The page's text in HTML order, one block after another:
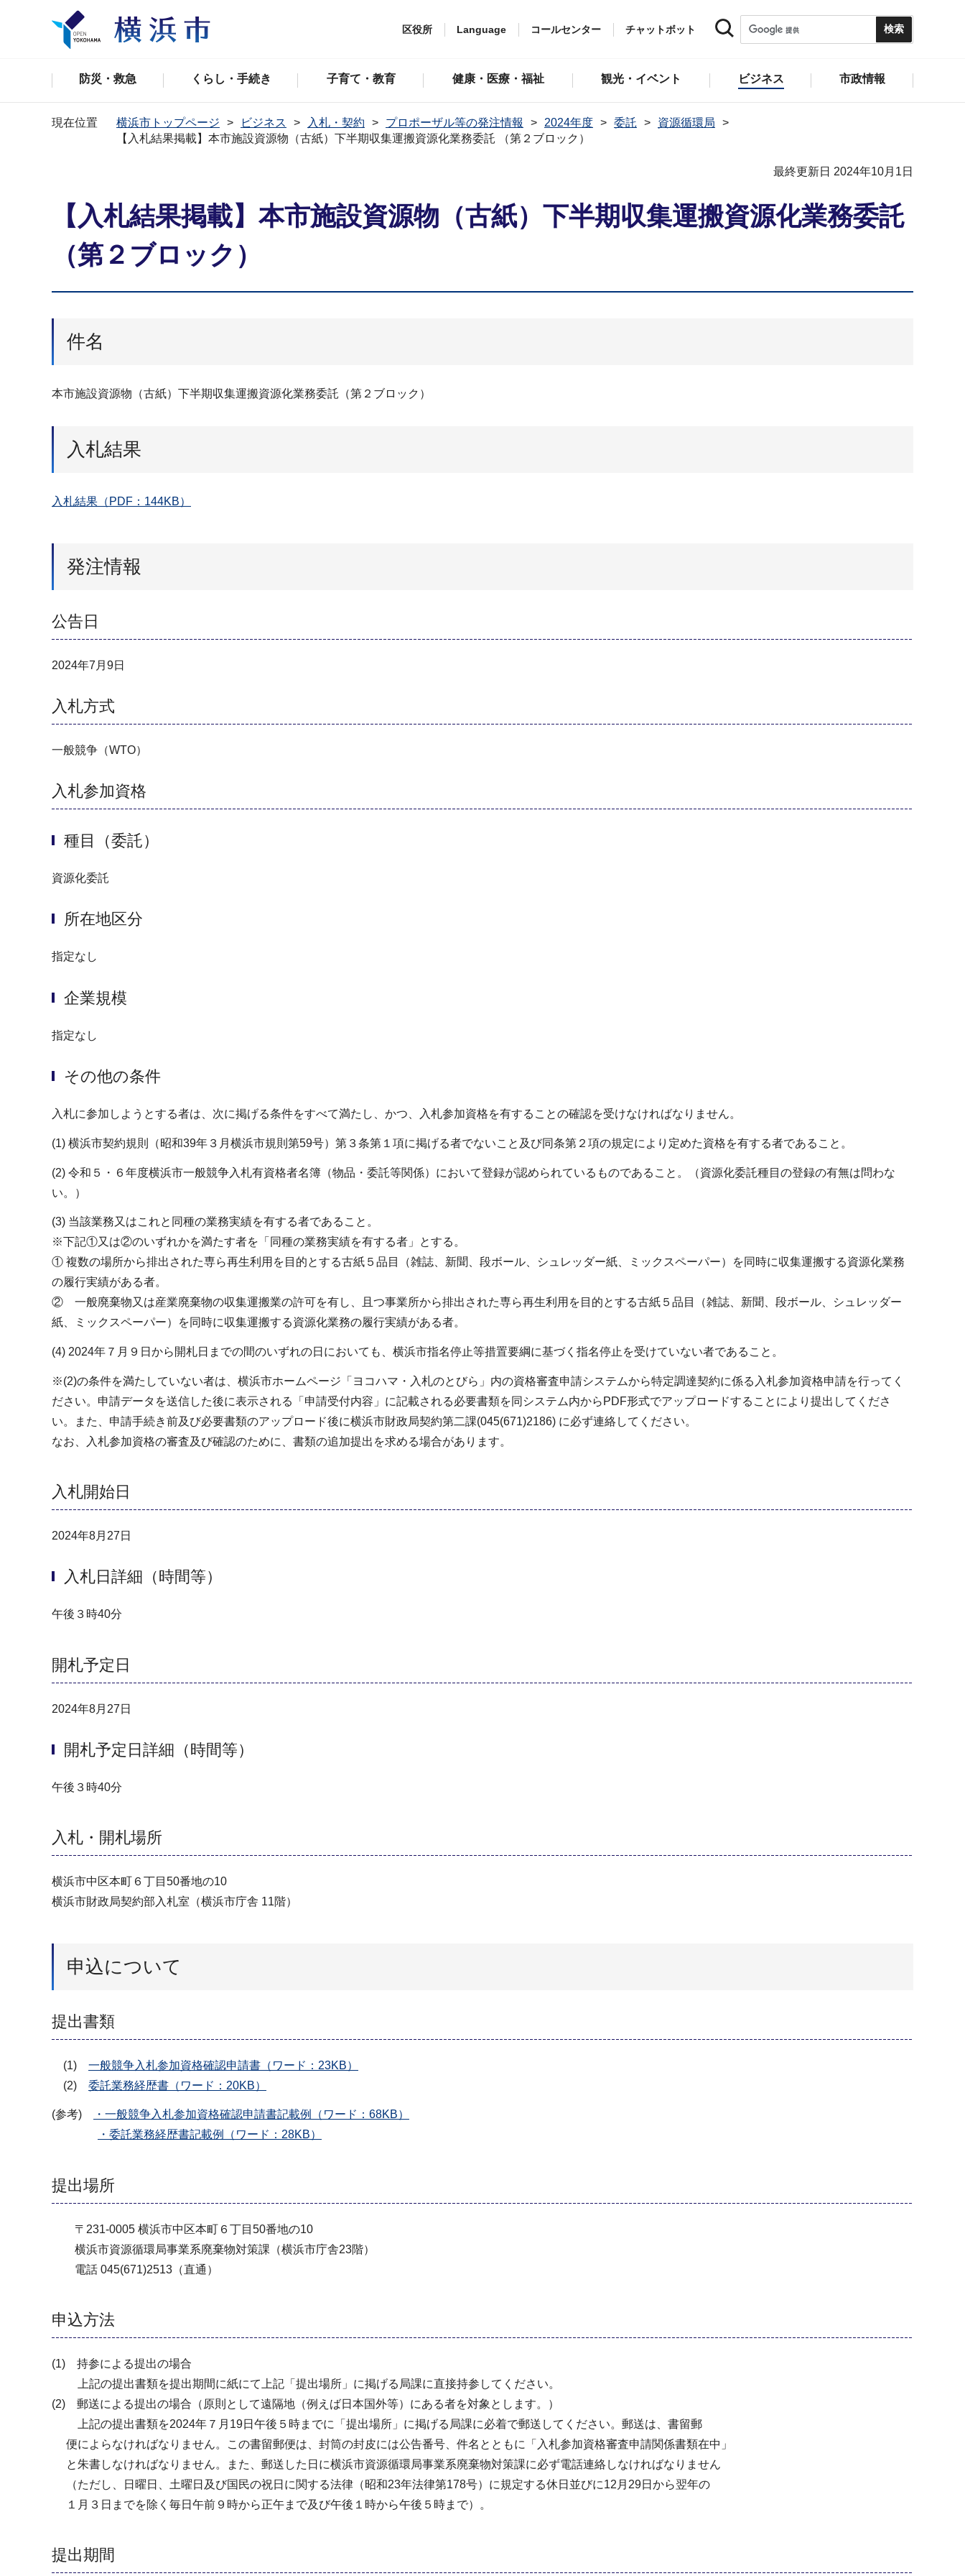
区役所 Language コールセンター チャットボット
防災・救急 くらし・手続き 子育て・教育 健康・医療・福祉 観光・イベント ビジネス 市政情報
現在位置 横浜市トップページ ビジネス 入札・契約 プロポーザル等の発注情報 2024年度 委託
資源循環局
【⼊札結果掲載】本市施設資源物（古紙）下半期収集運搬資源化業務委託 （第２ブロック）
最終更新日 2024年10月1日
【⼊札結果掲載】本市施設資源物（古紙）下半期収集運搬資源化業務委託
（第２ブロック）
件名
本市施設資源物（古紙）下半期収集運搬資源化業務委託（第２ブロック）
入札結果
入札結果（PDF：144KB）
発注情報
公告日
2024年7月9日
入札方式
一般競争（WTO）
入札参加資格
種目（委託）
資源化委託
所在地区分
指定なし
企業規模
指定なし
その他の条件
入札に参加しようとする者は、次に掲げる条件をすべて満たし、かつ、入札参加資格を有することの確認を受けなければなりません。
(1) 横浜市契約規則（昭和39年３月横浜市規則第59号）第３条第１項に掲げる者でないこと及び同条第２項の規定により定めた資格を有する者であること。
(2) 令和５・６年度横浜市一般競争入札有資格者名簿（物品・委託等関係）において登録が認められているものであること。（資源化委託種目の登録の有無は問わな
い。）
(3) 当該業務又はこれと同種の業務実績を有する者であること。
※下記①又は②のいずれかを満たす者を「同種の業務実績を有する者」とする。
① 複数の場所から排出された専ら再生利用を目的とする古紙５品目（雑誌、新聞、段ボール、シュレッダー紙、ミックスペーパー）を同時に収集運搬する資源化業務
の履行実績がある者。
② 一般廃棄物又は産業廃棄物の収集運搬業の許可を有し、且つ事業所から排出された専ら再生利用を目的とする古紙５品目（雑誌、新聞、段ボール、シュレッダー
紙、ミックスペーパー）を同時に収集運搬する資源化業務の履行実績がある者。
(4) 2024年７月９日から開札日までの間のいずれの日においても、横浜市指名停止等措置要綱に基づく指名停止を受けていない者であること。
※(2)の条件を満たしていない者は、横浜市ホームページ「ヨコハマ・入札のとびら」内の資格審査申請システムから特定調達契約に係る入札参加資格申請を行ってく
ださい。申請データを送信した後に表示される「申請受付内容」に記載される必要書類を同システム内からPDF形式でアップロードすることにより提出してくださ
い。また、申請手続き前及び必要書類のアップロード後に横浜市財政局契約第二課(045(671)2186) に必ず連絡してください。
なお、入札参加資格の審査及び確認のために、書類の追加提出を求める場合があります。
入札開始日
2024年8月27日
入札日詳細（時間等）
午後３時40分
開札予定日
2024年8月27日
開札予定日詳細（時間等）
午後３時40分
入札・開札場所
横浜市中区本町６丁目50番地の10
横浜市財政局契約部入札室（横浜市庁舎 11階）
申込について
提出書類
(1) 一般競争入札参加資格確認申請書（ワード：23KB）
(2) 委託業務経歴書（ワード：20KB）
(参考)
・一般競争入札参加資格確認申請書記載例（ワード：68KB）
・委託業務経歴書記載例（ワード：28KB）
提出場所
〒231-0005 横浜市中区本町６丁目50番地の10
横浜市資源循環局事業系廃棄物対策課（横浜市庁舎23階）
電話 045(671)2513（直通）
申込方法
(1) 持参による提出の場合
上記の提出書類を提出期間に紙にて上記「提出場所」に掲げる局課に直接持参してください。
(2) 郵送による提出の場合（原則として遠隔地（例えば日本国外等）にある者を対象とします。）
上記の提出書類を2024年７月19日午後５時までに「提出場所」に掲げる局課に必着で郵送してください。郵送は、書留郵
便によらなければなりません。この書留郵便は、封筒の封皮には公告番号、件名とともに「入札参加資格審査申請関係書類在中」
と朱書しなければなりません。また、郵送した日に横浜市資源循環局事業系廃棄物対策課に必ず電話連絡しなければなりません
（ただし、日曜日、土曜日及び国民の祝日に関する法律（昭和23年法律第178号）に規定する休日並びに12月29日から翌年の
１月３日までを除く毎日午前９時から正午まで及び午後１時から午後５時まで）。
提出期間